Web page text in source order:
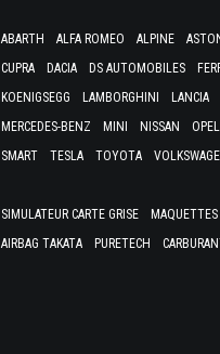
ABARTH ALFA ROMEO ALPINE
CUPRA
DACIA DS AUTOMOBILES
KOENIGSEGG
LAMBORGHINI LANCIA
MERCEDES-BENZ
MINI NISSAN OPEL
SMART
TESLA TOYOTA
SIMULATEUR CARTE GRISE
AIRBAG TAKATA
PURETECH